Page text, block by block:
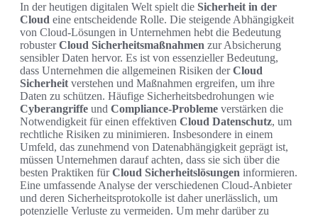
In der heutigen digitalen Welt spielt die Sicherheit in der
Cloud eine entscheidende Rolle. Die steigende Abhängigkeit
von Cloud-Lösungen in Unternehmen hebt die Bedeutung
robusterCloud Sicherheitsmaßnahmen zur Absicherung
sensibler Daten hervor. Es ist von essenzieller Bedeutung,
dass Unternehmen die allgemeinen Risiken derCloud
Sicherheit verstehen und Maßnahmen ergreifen, um ihre
Daten zu schützen. Häufige Sicherheitsbedrohungen wie
Cyberangriffe und Compliance-Probleme verstärken die
Notwendigkeit für einen effektiven Cloud Datenschutz, um
rechtliche Risiken zu minimieren. Insbesondere in einem
Umfeld, das zunehmend von Datenabhängigkeit geprägt ist,
müssen Unternehmen darauf achten, dass sie sich über die
besten Praktiken fürCloud Sicherheitslösungen informieren.
Eine umfassende Analyse der verschiedenen Cloud-Anbieter
und deren Sicherheitsprotokolle ist daher unerlässlich, um
potenzielle Verluste zu vermeiden. Um mehr darüber zu